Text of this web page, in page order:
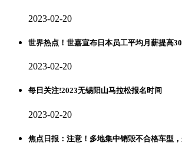
2023-02-20
世界热点！世嘉宣布日本员工平均月薪提高
2023-02-20
每日关注!2023无锡阳山马拉松报名时间
2023-02-20
焦点日报：注意！多地集中销毁不合格车型